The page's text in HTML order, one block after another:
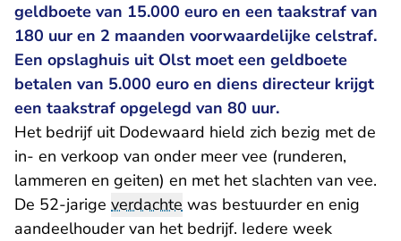
geldboete van 15.000 euro en een taakstraf van
180 uur en 2 maanden voorwaardelijke celstraf.
Een opslaghuis uit Olst moet een geldboete
betalen van 5.000 euro en diens directeur krijgt
een taakstraf opgelegd van 80 uur.
Het bedrijf uit Dodewaard hield zich bezig met de
in- en verkoop van onder meer vee (runderen,
lammeren en geiten) en met het slachten van vee.
De 52-jarige verdachte was bestuurder en enig
aandeelhouder van het bedrijf. Iedere week